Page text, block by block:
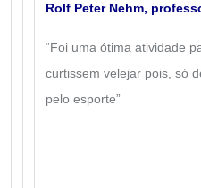
Rolf Peter Nehm,
“Foi uma ótima atividade
curtissem velejar pois, só
pelo esporte”